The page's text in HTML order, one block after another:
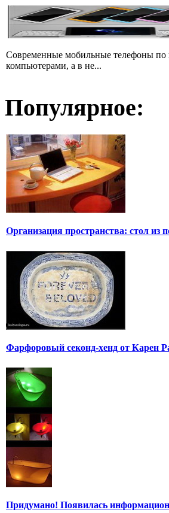
Современные мобильные телефоны по
компьютерами, а в не...
Популярное:
Организация пространства: стол из
Фарфоровый секонд-хенд от Карен
Придумано! Появилась